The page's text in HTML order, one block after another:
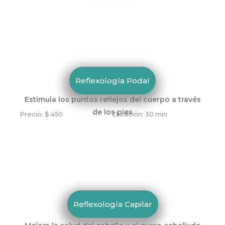
Reflexología Podal
Estimula los puntos reflejos del cuerpo a través
de los pies
Precio: $ 450 Duración: 30 min
Reflexología Capilar